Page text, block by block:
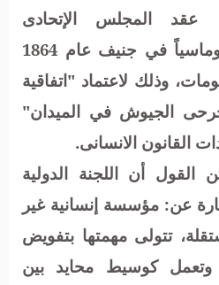
عقد المجلس الإتحادى
السويسرى مؤتمراً دبلوماسياً في جنيف عام 1864
وذلك لاعتماد "اتفاقية
الجيوش في الميدان"
القانون الانسانى.
أن اللجنة الدولية
عن: مؤسسة إنسانية غير
تتولى مهمتها بتفويض
وتعمل كوسيط محايد بين